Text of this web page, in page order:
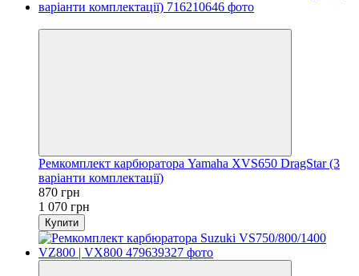
Ремкомплект карбюратора Yamaha XVS650 DragStar (3
варіанти комплектації)
870 грн
1 070 грн
Купити